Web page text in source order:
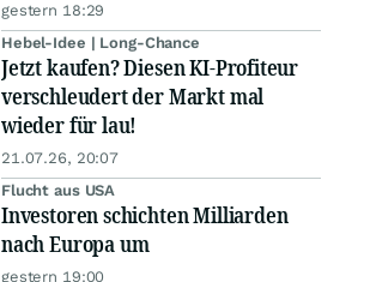
gestern 18:29
Hebel-Idee | Long-Chance
Jetzt kaufen? Diesen KI-Profiteur
verschleudert der Markt mal
wieder für lau!
21.07.26, 20:07
Flucht aus USA
Investoren schichten Milliarden
nach Europa um
gestern 19:00